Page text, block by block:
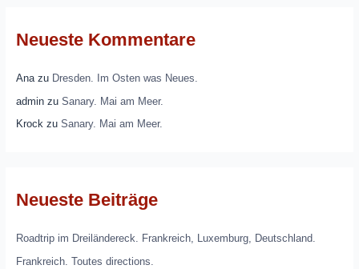
Neueste Kommentare
Anazu Dresden. Im Osten was Neues.
adminzu Sanary. Mai am Meer.
Krockzu Sanary. Mai am Meer.
Neueste Beiträge
Roadtrip im Dreiländereck. Frankreich, Luxemburg, Deutschland.
Frankreich. Toutes directions.